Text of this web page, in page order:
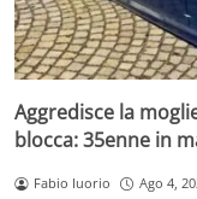
Aggredisce la
blocca: 35enne in
Fabio Iuorio Ago 4,